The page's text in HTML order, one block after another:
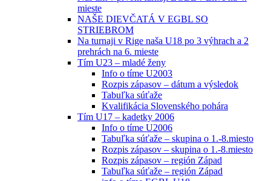
mieste
NAŠE DIEVČATÁ V EGBL SO
STRIEBROM
Na turnaji v Rige naša U18 po 3 výhrach a 2
prehrách na 6. mieste
Tím U23 – mladé ženy
Info o tíme U2003
Rozpis zápasov – dátum a výsledok
Tabuľka súťaže
Kvalifikácia Slovenského pohára
Tím U17 – kadetky 2006
Info o tíme U2006
Tabuľka súťaže – skupina o 1.-8.miesto
Rozpis zápasov – skupina o 1.-8.miesto
Rozpis zápasov – región Západ
Tabuľka súťaže – región Západ